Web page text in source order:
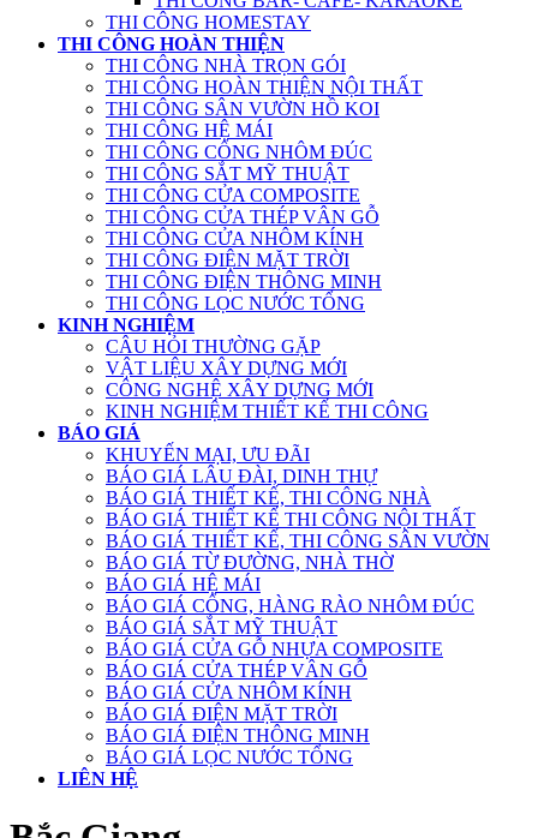
THI CÔNG HOMESTAY
THI CÔNG HOÀN THIỆN
THI CÔNG NHÀ TRỌN GÓI
THI CÔNG HOÀN THIỆN NỘI THẤT
THI CÔNG SÂN VƯỜN HỒ KOI
THI CÔNG HỆ MÁI
THI CÔNG CỔNG NHÔM ĐÚC
THI CÔNG SẮT MỸ THUẬT
THI CÔNG CỬA COMPOSITE
THI CÔNG CỬA THÉP VÂN GỖ
THI CÔNG CỬA NHÔM KÍNH
THI CÔNG ĐIỆN MẶT TRỜI
THI CÔNG ĐIỆN THÔNG MINH
THI CÔNG LỌC NƯỚC TỔNG
KINH NGHIỆM
CÂU HỎI THƯỜNG GẶP
VẬT LIỆU XÂY DỰNG MỚI
CÔNG NGHỆ XÂY DỰNG MỚI
KINH NGHIỆM THIẾT KẾ THI CÔNG
BÁO GIÁ
KHUYẾN MẠI, ƯU ĐÃI
BÁO GIÁ LÂU ĐÀI, DINH THỰ
BÁO GIÁ THIẾT KẾ, THI CÔNG NHÀ
BÁO GIÁ THIẾT KẾ THI CÔNG NỘI THẤT
BÁO GIÁ THIẾT KẾ, THI CÔNG SÂN VƯỜN
BÁO GIÁ TỪ ĐƯỜNG, NHÀ THỜ
BÁO GIÁ HỆ MÁI
BÁO GIÁ CỔNG, HÀNG RÀO NHÔM ĐÚC
BÁO GIÁ SẮT MỸ THUẬT
BÁO GIÁ CỬA GỖ NHỰA COMPOSITE
BÁO GIÁ CỬA THÉP VÂN GỖ
BÁO GIÁ CỬA NHÔM KÍNH
BÁO GIÁ ĐIỆN MẶT TRỜI
BÁO GIÁ ĐIỆN THÔNG MINH
BÁO GIÁ LỌC NƯỚC TỔNG
LIÊN HỆ